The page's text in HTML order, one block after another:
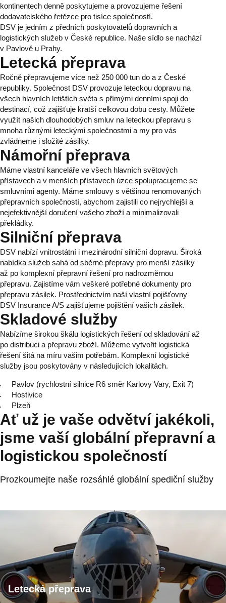
kontinentech denně poskytujeme a provozujeme řešení
dodavatelského řetězce pro tisíce společností.
DSV je jedním z předních poskytovatelů dopravních a
logistických služeb v České republice. Naše sídlo se nachází
v Pavlově u Prahy.
Letecká přeprava
Ročně přepravujeme více než 250 000 tun do a z České
republiky. Společnost DSV provozuje leteckou dopravu na
všech hlavních letištích světa s přímými denními spoji do
destinací, což zajišťuje kratší celkovou dobu cesty. Můžete
využít našich dlouhodobých smluv na leteckou přepravu s
mnoha různými leteckými společnostmi a my pro vás
zvládneme i složité zásilky.
Námořní přeprava
Máme vlastní kanceláře ve všech hlavních světových
přístavech a v menších přístavech úzce spolupracujeme se
smluvními agenty. Máme smlouvy s většinou renomovaných
přepravních společností, abychom zajistili co nejrychlejší a
nejefektivnější doručení vašeho zboží a minimalizovali
překládky.
Silniční přeprava
DSV nabízí vnitrostátní i mezinárodní silniční dopravu. Široká
nabídka služeb sahá od sběrné přepravy pro menší zásilky
až po komplexní přepravní řešení pro nadrozměrnou
přepravu. Zajistíme vám veškeré potřebné dokumenty pro
přepravu zásilek. Prostřednictvím naší vlastní pojišťovny
DSV Insurance A/S zajišťujeme pojištění vašich zásilek.
Skladové služby
Nabízíme širokou škálu logistických řešení od skladování až
po distribuci a přepravu zboží. Můžeme vytvořit logistická
řešení šitá na míru vašim potřebám. Komplexní logistické
služby jsou poskytovány v následujících lokalitách.
Pavlov (rychlostní silnice R6 směr Karlovy Vary, Exit 7)
Hostivice
Plzeň
Ať už je vaše odvětví jakékoli,
jsme vaší globální přepravní a
logistickou společností
Prozkoumejte naše rozsáhlé globální spediční služby
Letecká přeprava